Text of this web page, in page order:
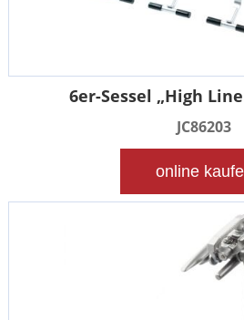
6er-Sessel „High
JC86203
online